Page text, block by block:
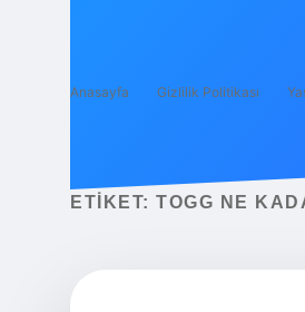
Anasayfa Gizlilik Politikası
ETIKET: TOGG NE